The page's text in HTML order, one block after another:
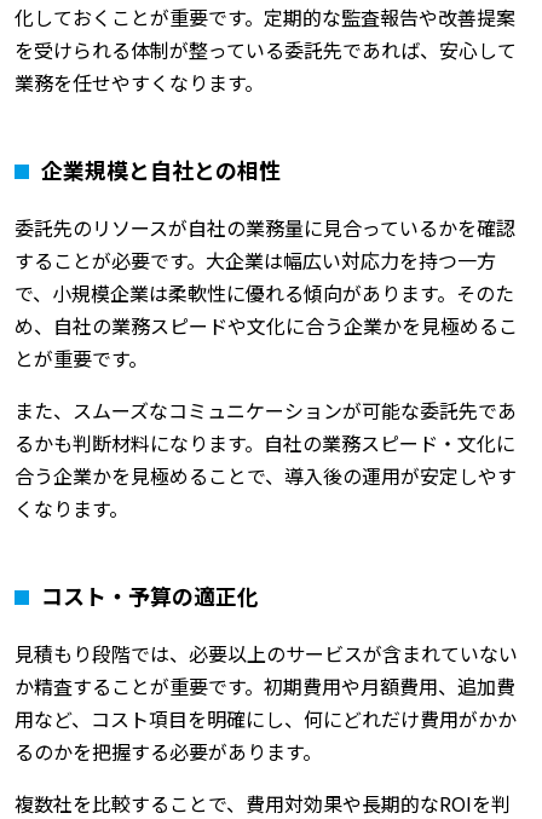
化しておくことが重要です。定期的な監査報告や改善提案
を受けられる体制が整っている委託先であれば、安心して
業務を任せやすくなります。
企業規模と自社との相性
委託先のリソースが自社の業務量に見合っているかを確認
することが必要です。大企業は幅広い対応力を持つ一方
で、小規模企業は柔軟性に優れる傾向があります。そのた
め、自社の業務スピードや文化に合う企業かを見極めるこ
とが重要です。
また、スムーズなコミュニケーションが可能な委託先であ
るかも判断材料になります。自社の業務スピード・文化に
合う企業かを見極めることで、導入後の運用が安定しやす
くなります。
コスト・予算の適正化
見積もり段階では、必要以上のサービスが含まれていない
か精査することが重要です。初期費用や月額費用、追加費
用など、コスト項目を明確にし、何にどれだけ費用がかか
るのかを把握する必要があります。
複数社を比較することで、費用対効果や長期的なROIを判